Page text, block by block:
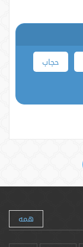
حجاب
همه